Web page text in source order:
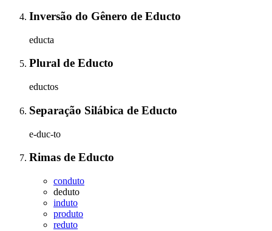
Inversão do Gênero de Educto
educta
Plural de Educto
eductos
Separação Silábica de Educto
e-duc-to
Rimas de Educto
conduto
deduto
induto
produto
reduto